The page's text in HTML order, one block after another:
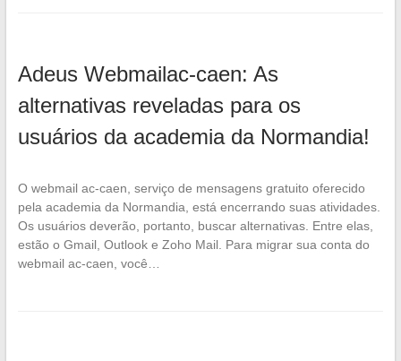
Adeus Webmailac-caen: As
alternativas reveladas para os
usuários da academia da Normandia!
O webmail ac-caen, serviço de mensagens gratuito oferecido
pela academia da Normandia, está encerrando suas atividades.
Os usuários deverão, portanto, buscar alternativas. Entre elas,
estão o Gmail, Outlook e Zoho Mail. Para migrar sua conta do
webmail ac-caen, você…